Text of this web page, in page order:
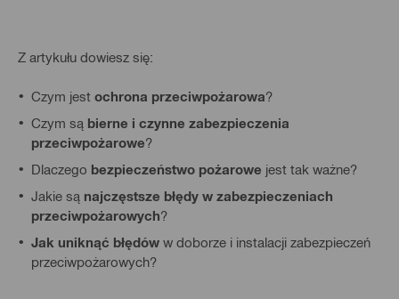
Z artykułu dowiesz się:
Czym jest ochrona przeciwpożarowa?
Czym są bierne i czynne zabezpieczenia
przeciwpożarowe?
Dlaczego bezpieczeństwo pożarowe jest tak ważne?
Jakie są najczęstsze błędy w zabezpieczeniach
przeciwpożarowych?
Jak uniknąć błędów w doborze i instalacji zabezpieczeń
przeciwpożarowych?